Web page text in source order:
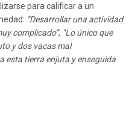
para calificar a un
“Desarrollar una actividad
complicado”, “Lo único que
y dos vacas mal
esta tierra enjuta y enseguida